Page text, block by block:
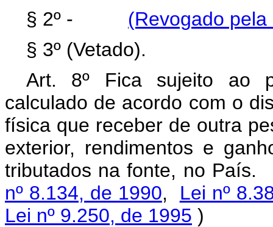
§ 2º - (Revogado
§ 3º (Vetado).
Art. 8º Fica sujeito ao
calculado de acordo com o
física que receber de outra
exterior, rendimentos e
tributados na fonte, no
nº 8.134, de 1990, Lei nº
Lei nº 9.250, de 1995 )